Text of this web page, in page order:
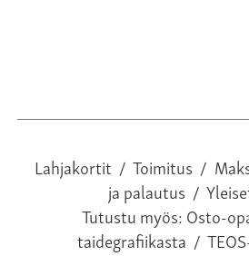
Lahjakortit / Toimitus /
ja palautus /
Tutustu myös:Osto-
taidegrafiikasta /